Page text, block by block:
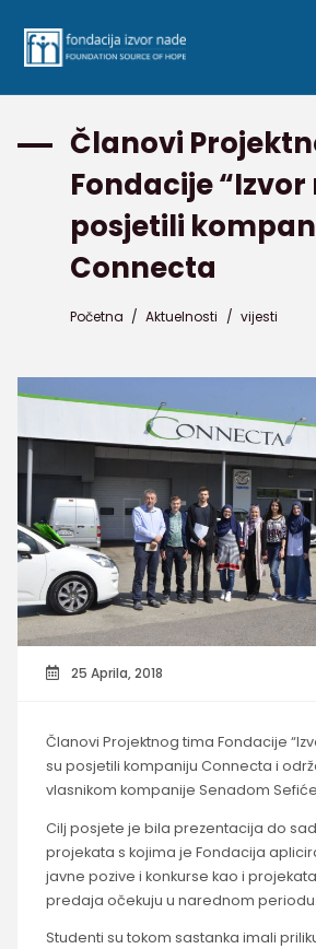
Članovi
Fondacije “Izvor
posjetili
Connecta
Početna / Aktuelnosti / vijesti
25 Aprila, 2018
Članovi Projektnog tima Fondacije
su posjetili kompaniju Connecta i
vlasnikom kompanije Senadom
Cilj posjete je bila prezentacija do
projekata s kojima je Fondacija
javne pozive i konkurse kao i
predaja očekuju u narednom periodu.
Studenti su tokom sastanka imali